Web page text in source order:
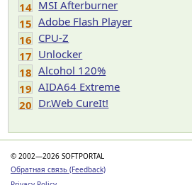
14 MSI Afterburner
15 Adobe Flash Player
16 CPU-Z
17 Unlocker
18 Alcohol 120%
19 AIDA64 Extreme
20 Dr.Web CureIt!
© 2002—2026 SOFTPORTAL
Обратная связь (Feedback)